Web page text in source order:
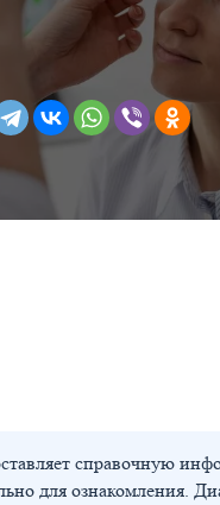
справочную
для ознакомления.